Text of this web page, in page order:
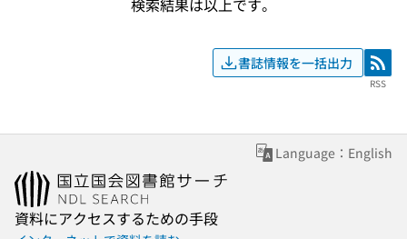
書誌情報を一括出力 RSS
RSS
Language：English
資料にアクセスするための手段